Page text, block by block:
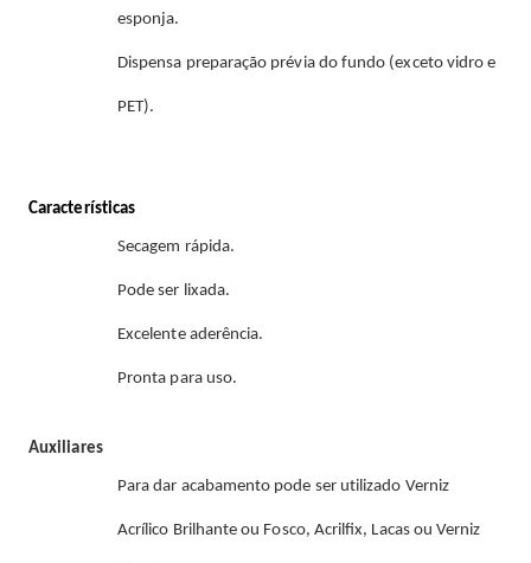
esponja.
Dispensa preparação prévia do fundo (exceto vidro e
PET).
Características
Secagem rápida.
Pode ser lixada.
Excelente aderência.
Pronta para uso.
Auxiliares
Para dar acabamento pode ser utilizado Verniz
Acrílico Brilhante ou Fosco, Acrilﬁx, Lacas ou Verniz